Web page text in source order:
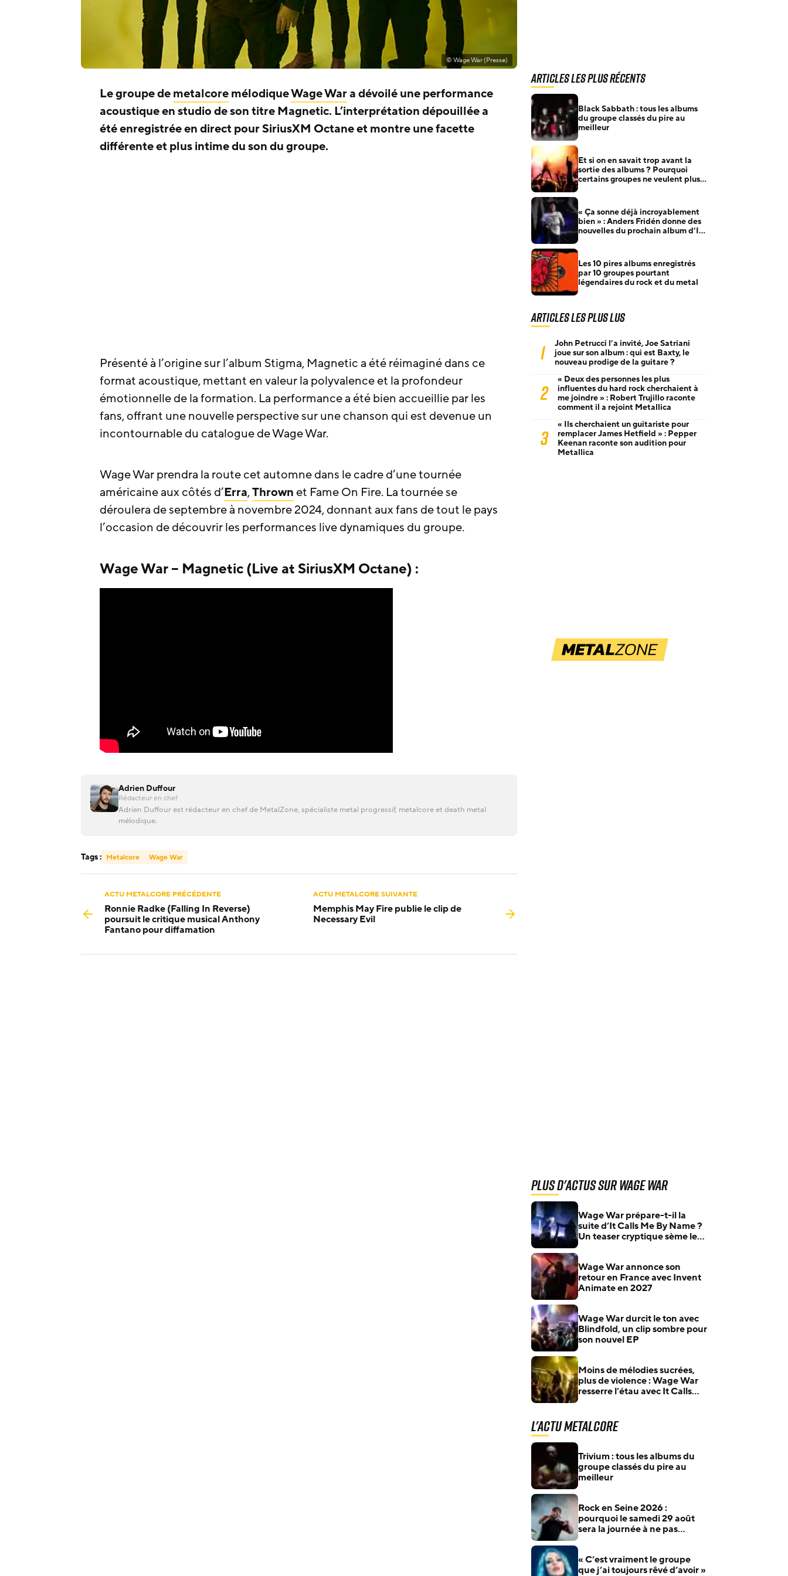
© Wage War (Presse)
Le groupe demetalcoremélodiqueWage Wara dévoilé une performance
acoustique en studio de son titre Magnetic. L’interprétation dépouillée a
été enregistrée en direct pour SiriusXM Octane et montre une facette
différente et plus intime du son du groupe.
Présenté à l’origine sur l’album Stigma, Magnetic a été réimaginé dans ce
format acoustique, mettant en valeur la polyvalence et la profondeur
émotionnelle de la formation. La performance a été bien accueillie par les
fans, offrant une nouvelle perspective sur une chanson qui est devenue un
incontournable du catalogue de Wage War.
Wage War prendra la route cet automne dans le cadre d’une tournée
américaine aux côtés d’Erra,Thrown et Fame On Fire. La tournée se
déroulera de septembre à novembre 2024, donnant aux fans de tout le pays
l’occasion de découvrir les performances live dynamiques du groupe.
Wage War – Magnetic (Live at SiriusXM Octane) :
Adrien Duffour
Rédacteur en chef
Adrien Duffour est rédacteur en chef de MetalZone, spécialiste metal progressif, metalcore et death metal
mélodique.
Tags : Metalcore Wage War
ACTU METALCORE PRÉCÉDENTE
Ronnie Radke (Falling In Reverse)
poursuit le critique musical Anthony
Fantano pour diffamation
ACTU METALCORE SUIVANTE
Memphis May Fire publie le clip de
Necessary Evil
Articles les plus récents
Black Sabbath : tous les albums
du groupe classés du pire au
meilleur
Et si on en savait trop avant la
sortie des albums ? Pourquoi
certains groupes ne veulent plus
« Ça sonne déjà incroyablement
bien » : Anders Fridén donne des
nouvelles du prochain album d’In
Les 10 pires albums enregistrés
par 10 groupes pourtant
légendaires du rock et du metal
Articles les plus lus
1
John Petrucci l’a invité, Joe Satriani
joue sur son album : qui est Baxty, le
nouveau prodige de la guitare ?
2
« Deux des personnes les plus
influentes du hard rock cherchaient à
me joindre » : Robert Trujillo raconte
comment il a rejoint Metallica
3
« Ils cherchaient un guitariste pour
remplacer James Hetfield » : Pepper
Keenan raconte son audition pour
Metallica
Plus d'actus sur Wage War
Wage War prépare-t-il la
suite d’It Calls Me By Name ?
Un teaser cryptique sème le
Wage War annonce son
retour en France avec Invent
Animate en 2027
Wage War durcit le ton avec
Blindfold, un clip sombre pour
son nouvel EP
Moins de mélodies sucrées,
plus de violence : Wage War
resserre l’étau avec It Calls
L'actu Metalcore
Trivium : tous les albums du
groupe classés du pire au
meilleur
Rock en Seine 2026 :
pourquoi le samedi 29 août
sera la journée à ne pas
« C’est vraiment le groupe
que j’ai toujours rêvé d’avoir »